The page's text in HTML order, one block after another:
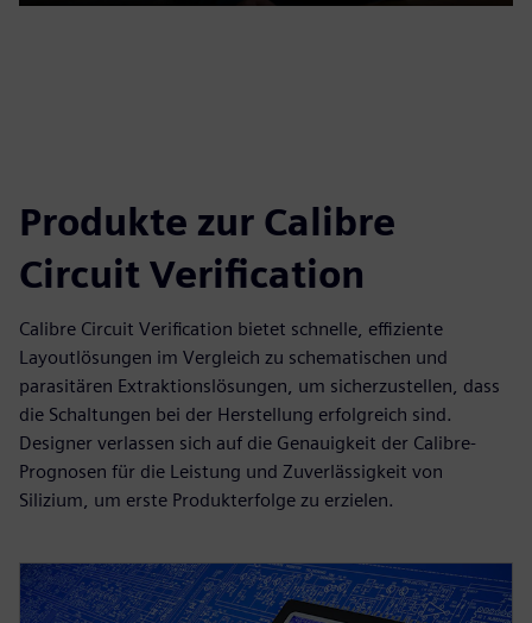
Play Mute Settings
PIP
Enter
Produkte zur Calibre
Circuit Verification
Calibre Circuit Verification bietet schnelle, effiziente
Layoutlösungen im Vergleich zu schematischen und
parasitären Extraktionslösungen, um sicherzustellen, dass
die Schaltungen bei der Herstellung erfolgreich sind.
Designer verlassen sich auf die Genauigkeit der Calibre-
Prognosen für die Leistung und Zuverlässigkeit von
Silizium, um erste Produkterfolge zu erzielen.